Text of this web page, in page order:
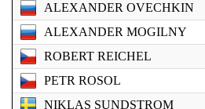
ALEXANDER OVECHKIN
ALEXANDER MOGILNY
ROBERT REICHEL
PETR ROSOL
NIKLAS SUNDSTROM